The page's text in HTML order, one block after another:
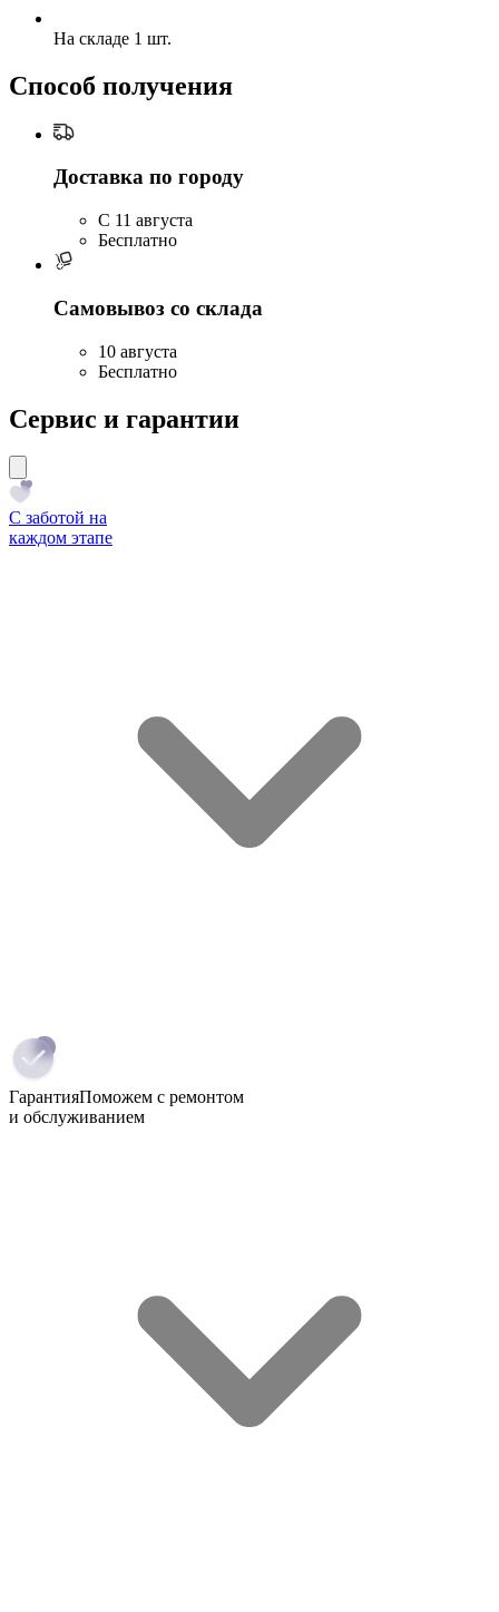
На складе 1 шт.
Способ получения
Доставка по городу
C 11 августа
Бесплатно
Самовывоз со склада
10 августа
Бесплатно
Сервис и гарантии
С заботой на
каждом этапе
ГарантияПоможем с ремонтом
и обслуживанием